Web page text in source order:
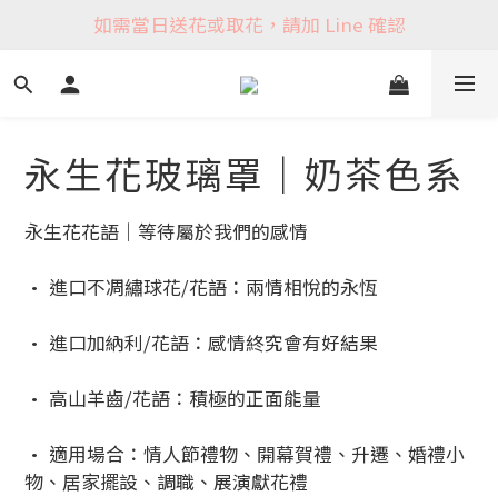
如需當日送花或取花，請加 Line 確認
永生花玻璃罩｜奶茶色系
永生花花語｜等待屬於我們的感情
• 進口不凋繡球花/花語：兩情相悅的永恆
• 進口加納利/花語：感情終究會有好結果
• 高山羊齒/花語：積極的正面能量
• 適用場合：情人節禮物、開幕賀禮、升遷、婚禮小
物、居家擺設、調職、展演獻花禮